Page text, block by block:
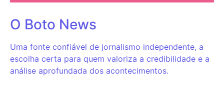
O Boto News
Uma fonte confiável de jornalismo independente, a
escolha certa para quem valoriza a credibilidade e a
análise aprofundada dos acontecimentos.